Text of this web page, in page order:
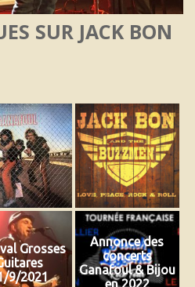
SUR JACK BON
Grosses
9/2021
Annonce des
concerts
Ganafoul & Bijou